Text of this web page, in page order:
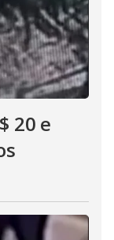
20 e